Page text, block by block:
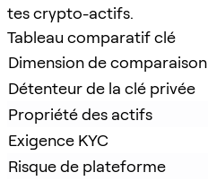
tes crypto-actifs.
Tableau comparatif clé
Dimension de comparaison
Détenteur de la clé privée
Propriété des actifs
Exigence KYC
Risque de plateforme